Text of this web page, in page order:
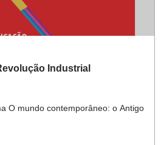
Industrial
O mundo contemporâneo: o Antigo